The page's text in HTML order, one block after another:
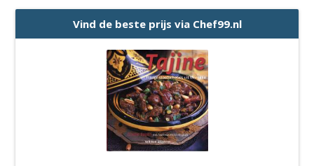
Vind de beste prijs via Chef99.nl